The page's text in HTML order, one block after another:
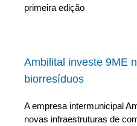
primeira edição
Ambilital investe 9ME
biorresíduos
A empresa intermunicipal
novas infraestruturas de